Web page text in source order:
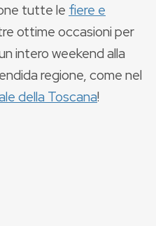
tutte le fiere e
ottime occasioni per
intero weekend alla
regione, come nel
della Toscana!